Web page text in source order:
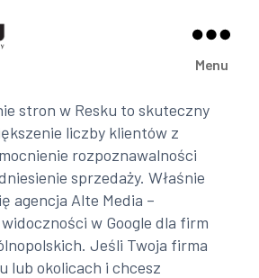
Menu
stron w Resku to skuteczny
liczby klientów z
rozpoznawalności
sprzedaży. Właśnie
agencja Alte Media –
w Google dla firm
Jeśli Twoja firma
lub okolicach i chcesz